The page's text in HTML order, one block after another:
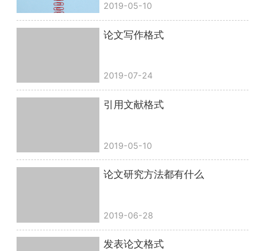
2019-05-10
论文写作格式
2019-07-24
引用文献格式
2019-05-10
论文研究方法都有什么
2019-06-28
发表论文格式